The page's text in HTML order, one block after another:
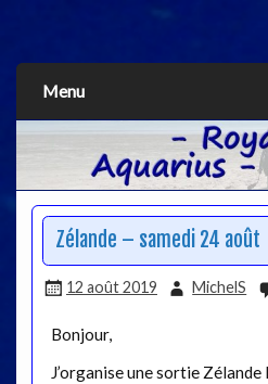
Menu
Zélande – samedi 24 août
12 août 2019 MichelS
Bonjour,
J’organise une sortie